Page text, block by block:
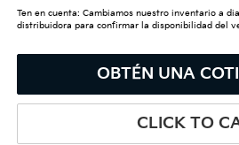
Ten en cuenta: Cambiamos nuestro inventario a
distribuidora para confirmar la disponibilidad del
OBTÉN UNA
CLICK TO